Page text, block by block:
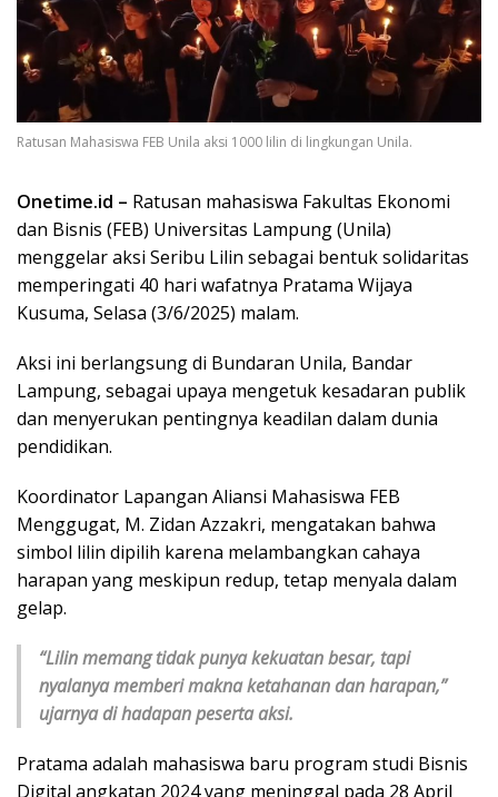
Ratusan Mahasiswa FEB Unila aksi 1000 lilin di lingkungan Unila.
Onetime.id – Ratusan mahasiswa Fakultas Ekonomi
dan Bisnis (FEB) Universitas Lampung (Unila)
menggelar aksi Seribu Lilin sebagai bentuk solidaritas
memperingati 40 hari wafatnya Pratama Wijaya
Kusuma, Selasa (3/6/2025) malam.
Aksi ini berlangsung di Bundaran Unila, Bandar
Lampung, sebagai upaya mengetuk kesadaran publik
dan menyerukan pentingnya keadilan dalam dunia
pendidikan.
Koordinator Lapangan Aliansi Mahasiswa FEB
Menggugat, M. Zidan Azzakri, mengatakan bahwa
simbol lilin dipilih karena melambangkan cahaya
harapan yang meskipun redup, tetap menyala dalam
gelap.
“Lilin memang tidak punya kekuatan besar, tapi
nyalanya memberi makna ketahanan dan harapan,”
ujarnya di hadapan peserta aksi.
Pratama adalah mahasiswa baru program studi Bisnis
Digital angkatan 2024 yang meninggal pada 28 April